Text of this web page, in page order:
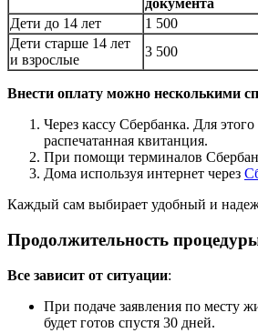
документа
Дети до 14 лет
1 500
Дети старше 14 лет
и взрослые
3 500
Внести оплату можно несколькими
Через кассу Сбербанка. Для
распечатанная квитанция.
При помощи терминалов
Дома используя интернет через
Каждый сам выбирает удобный и
Продолжительность
Все зависит от ситуации:
При подаче заявления по месту
будет готов спустя 30 дней.